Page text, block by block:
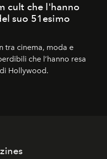
cult che l'hanno
suo 51esimo
tra cinema, moda e
che l’hanno resa
Hollywood.